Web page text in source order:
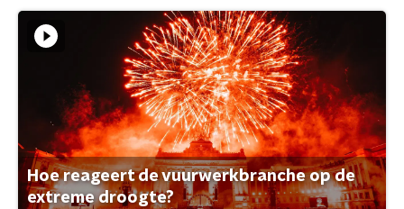
Hoe reageert de vuurwerkbranche op de
extreme droogte?